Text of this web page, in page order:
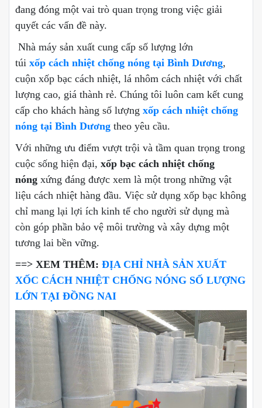
đang đóng một vai trò quan trọng trong việc giải
quyết các vấn đề này.
Nhà máy sản xuất cung cấp số lượng lớn
túi xốp cách nhiệt chống nóng tại Bình Dương,
cuộn xốp bạc cách nhiệt, lá nhôm cách nhiệt với chất
lượng cao, giá thành rẻ. Chúng tôi luôn cam kết cung
cấp cho khách hàng số lượng xốp cách nhiệt chống
nóng tại Bình Dương theo yêu cầu.
Với những ưu điểm vượt trội và tầm quan trọng trong
cuộc sống hiện đại, xốp bạc cách nhiệt chống
nóng xứng đáng được xem là một trong những vật
liệu cách nhiệt hàng đầu. Việc sử dụng xốp bạc không
chỉ mang lại lợi ích kinh tế cho người sử dụng mà
còn góp phần bảo vệ môi trường và xây dựng một
tương lai bền vững.
==> XEM THÊM: ĐỊA CHỈ NHÀ SẢN XUẤT
XỐC CÁCH NHIỆT CHỐNG NÓNG SỐ LƯỢNG
LỚN TẠI ĐỒNG NAI